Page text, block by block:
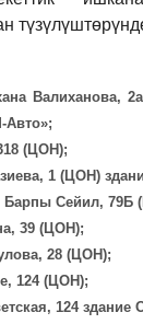
Валиханова,
(ЦОН);
1 (ЦОН)
Барпы Сейил, 79Б
39 (ЦОН);
28 (ЦОН);
124 (ЦОН);
124 здание